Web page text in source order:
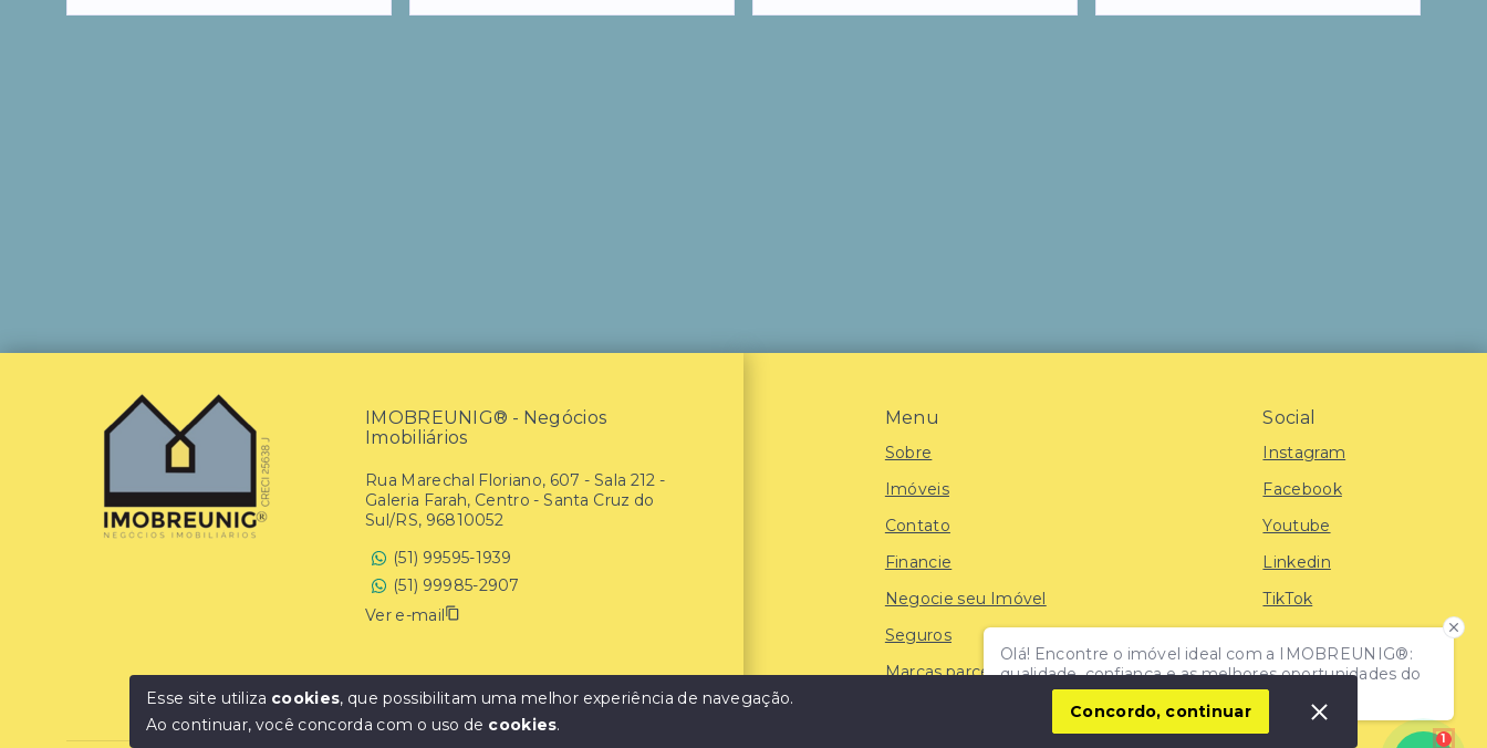
Olá! Encontre o imóvel ideal com a IMOBREUNIG®:
qualidade, confiança e as melhores oportunidades do
mercado!
1
Menu
Sobre
Imóveis
Contato
Financie
Negocie seu Imóvel
Seguros
Marcas parceiras
Social
Instagram
Facebook
Youtube
Linkedin
TikTok
IMOBREUNIG® - Negócios
Imobiliários
Rua Marechal Floriano, 607 - Sala 212 -
Galeria Farah, Centro - Santa Cruz do
Sul/RS, 96810052
(51) 99595-1939
(51) 99985-2907
Ver e-mail
Esse site utiliza cookies, que possibilitam uma melhor experiência de navegação.
Ao continuar, você concorda com o uso de cookies.
Concordo, continuar